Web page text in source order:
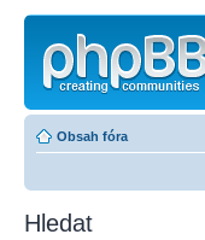
Obsah fóra
Hledat